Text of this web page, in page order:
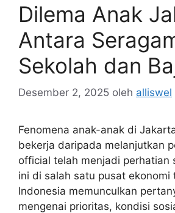
Dilema Anak
Antara
Sekolah dan
Desember 2, 2025 oleh alliswel
Fenomena anak-anak di
bekerja daripada melanjutkan
official telah menjadi perhatian
ini di salah satu pusat ekonomi
Indonesia memunculkan
mengenai prioritas, kondisi